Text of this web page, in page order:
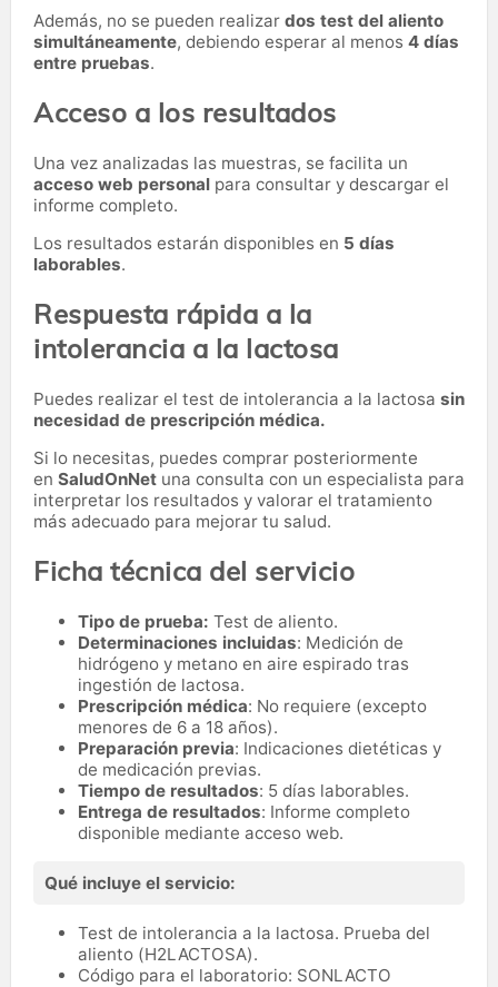
Además, no se pueden realizar dos test del aliento
simultáneamente, debiendo esperar al menos 4 días
entre pruebas.
Acceso a los resultados
Una vez analizadas las muestras, se facilita un
acceso web personal para consultar y descargar el
informe completo.
Los resultados estarán disponibles en 5 días
laborables.
Respuesta rápida a la
intolerancia a la lactosa
Puedes realizar el test de intolerancia a la lactosa sin
necesidad de prescripción médica.
Si lo necesitas, puedes comprar posteriormente
en SaludOnNet una consulta con un especialista para
interpretar los resultados y valorar el tratamiento
más adecuado para mejorar tu salud.
Ficha técnica del servicio
Tipo de prueba: Test de aliento.
Determinaciones incluidas: Medición de
hidrógeno y metano en aire espirado tras
ingestión de lactosa.
Prescripción médica: No requiere (excepto
menores de 6 a 18 años).
Preparación previa: Indicaciones dietéticas y
de medicación previas.
Tiempo de resultados: 5 días laborables.
Entrega de resultados: Informe completo
disponible mediante acceso web.
Qué incluye el servicio:
Test de intolerancia a la lactosa. Prueba del
aliento (H2LACTOSA).
Código para el laboratorio: SONLACTO